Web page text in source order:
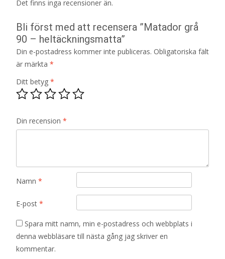
Det finns inga recensioner än.
Bli först med att recensera ”Matador grå
90 – heltäckningsmatta”
Din e-postadress kommer inte publiceras. Obligatoriska fält
är märkta *
Ditt betyg *
Din recension *
Namn *
E-post *
Spara mitt namn, min e-postadress och webbplats i
denna webbläsare till nästa gång jag skriver en
kommentar.